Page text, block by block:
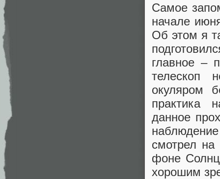
Самое
начале
Об этом я
главное –
телескоп
окуляром
практика
данное
смотрел на
фоне
хорошим